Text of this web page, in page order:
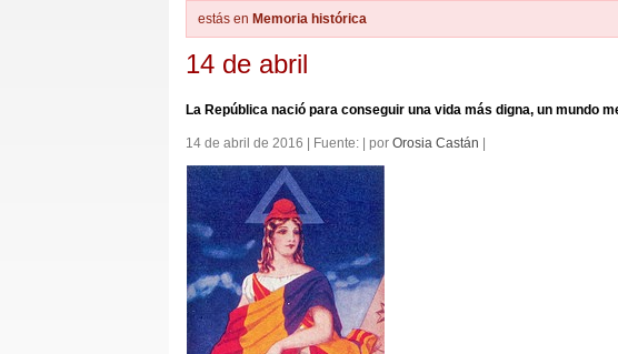
estás en Memoria histórica
14 de abril
La República nació para conseguir una vida más digna, un mundo
14 de abril de 2016 | Fuente: | por Orosia Castán